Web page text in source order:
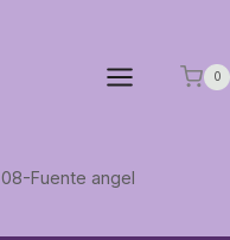
0
08-Fuente angel